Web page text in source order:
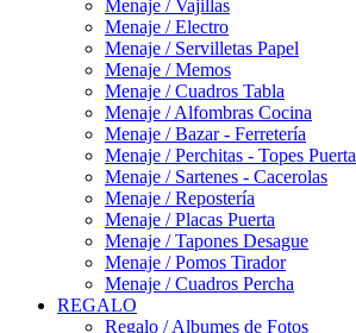
Menaje / Vajillas
Menaje / Electro
Menaje / Servilletas Papel
Menaje / Memos
Menaje / Cuadros Tabla
Menaje / Alfombras Cocina
Menaje / Bazar - Ferretería
Menaje / Perchitas - Topes Puerta
Menaje / Sartenes - Cacerolas
Menaje / Repostería
Menaje / Placas Puerta
Menaje / Tapones Desague
Menaje / Pomos Tirador
Menaje / Cuadros Percha
REGALO
Regalo / Albumes de Fotos